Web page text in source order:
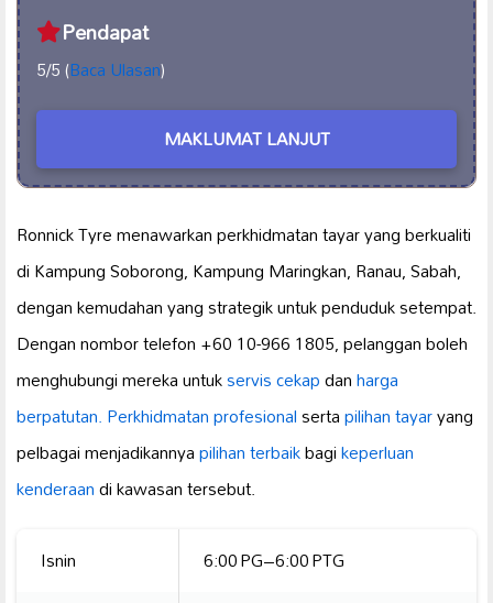
Pendapat
5/5 (Baca Ulasan)
MAKLUMAT LANJUT
Ronnick Tyre menawarkan perkhidmatan tayar yang berkualiti
di Kampung Soborong, Kampung Maringkan, Ranau, Sabah,
dengan kemudahan yang strategik untuk penduduk setempat.
Dengan nombor telefon +60 10-966 1805, pelanggan boleh
menghubungi mereka untukservis cekapdanharga
berpatutan.Perkhidmatan profesionalsertapilihan tayaryang
pelbagai menjadikannyapilihan terbaikbagikeperluan
kenderaandi kawasan tersebut.
Isnin
6:00 PG–6:00 PTG